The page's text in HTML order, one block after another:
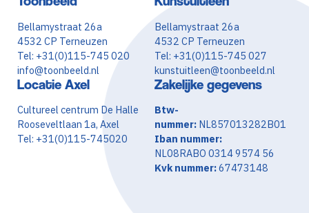
Bellamystraat 26a
4532 CP Terneuzen
Tel: +31(0)115-745 020
info@toonbeeld.nl
Bellamystraat 26a
4532 CP Terneuzen
Tel: +31(0)115-745 027
kunstuitleen@toonbeeld.nl
Locatie Axel
Cultureel centrum De Halle
Rooseveltlaan 1a, Axel
Tel: +31(0)115-745020
Zakelijke gegevens
Btw-
nummer: NL857013282B01
Iban nummer:
NL08RABO 0314 9574 56
Kvk nummer:67473148